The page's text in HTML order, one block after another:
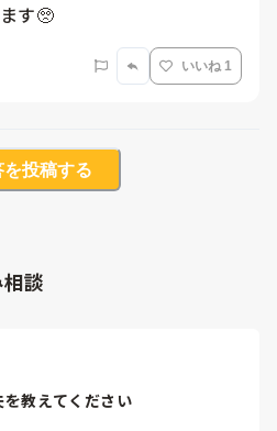
す🥺
いいね 1
を投稿する
談
教えてください